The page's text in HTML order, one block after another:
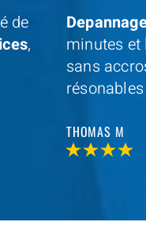
de
,
minutes
sans
résonables
THOMAS M